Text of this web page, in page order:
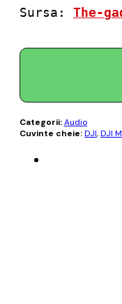
Sursa: The-
Categorii:Audio
Cuvinte cheie:DJI,DJI